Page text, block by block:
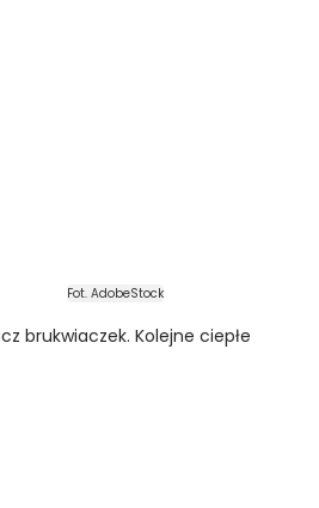
Fot. AdobeStock
brukwiaczek. Kolejne ciepłe